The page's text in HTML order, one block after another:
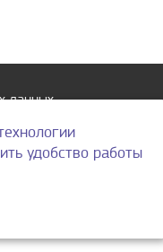
удобство работы
данных
характер и не